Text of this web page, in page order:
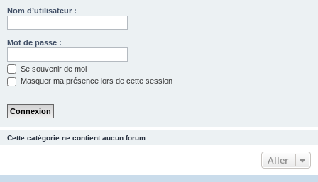
Nom d’utilisateur :
Mot de passe :
Se souvenir de moi
Masquer ma présence lors de cette session
Cette catégorie ne contient aucun forum.
Aller